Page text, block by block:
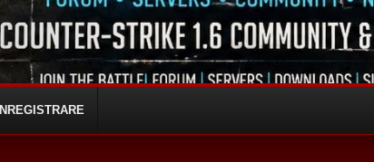
ÎNREGISTRARE